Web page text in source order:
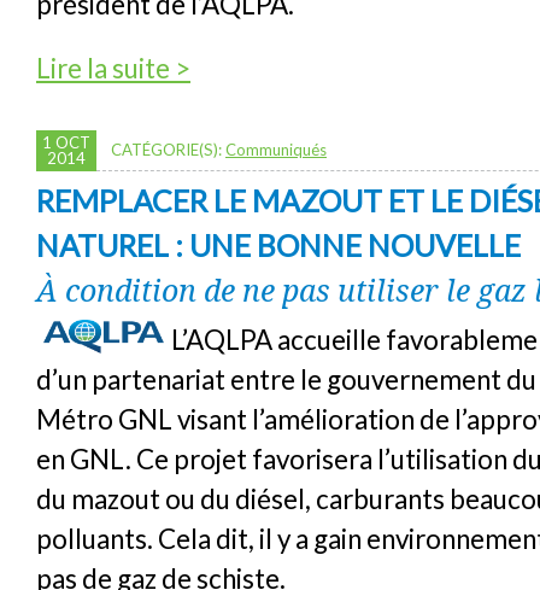
Lire la suite >
1 OCT
2014
CATÉGORIE(S):Communiqués
REMPLACER LE MAZOUT ET LE
NATUREL : UNE BONNE NOUVELLE
À condition de ne pas utiliser le gaz
L’AQLPA accueille
d’un partenariat entre le gouvernement
Métro GNL visant l’amélioration de
en GNL. Ce projet favorisera l’utilisation
du mazout ou du diésel, carburants
polluants. Cela dit, il y a gain
pas de gaz de schiste.